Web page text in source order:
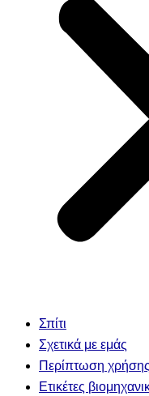
Σπίτι
Σχετικά με εμάς
Περίπτωση
Ετικέτες